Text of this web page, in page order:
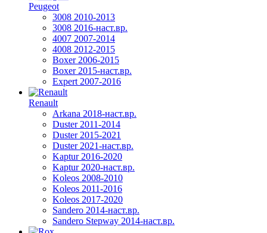
Peugeot
3008 2010-2013
3008 2016-наст.вр.
4007 2007-2014
4008 2012-2015
Boxer 2006-2015
Boxer 2015-наст.вр.
Expert 2007-2016
Renault
Arkana 2018-наст.вр.
Duster 2011-2014
Duster 2015-2021
Duster 2021-наст.вр.
Kaptur 2016-2020
Kaptur 2020-наст.вр.
Koleos 2008-2010
Koleos 2011-2016
Koleos 2017-2020
Sandero 2014-наст.вр.
Sandero Stepway 2014-наст.вр.